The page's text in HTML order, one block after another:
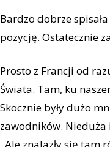
Bardzo dobrze
pozycję. Ostatecznie
Prosto z Francji od
Świata. Tam, ku
Skocznie były dużo
zawodników.